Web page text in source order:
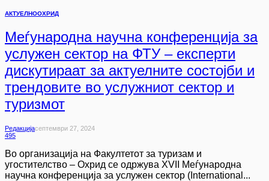
АКТУЕЛНООХРИД
Меѓународна научна конференција за
услужен сектор на ФТУ – експерти
дискутираат за актуелните состојби и
трендовите во услужниот сектор и
туризмот
РедакцијаСептември 27, 2024
495
Во организација на Факултетот за туризам и
угостителство – Охрид се одржува XVII Меѓународна
научна конференција за услужен сектор (International...